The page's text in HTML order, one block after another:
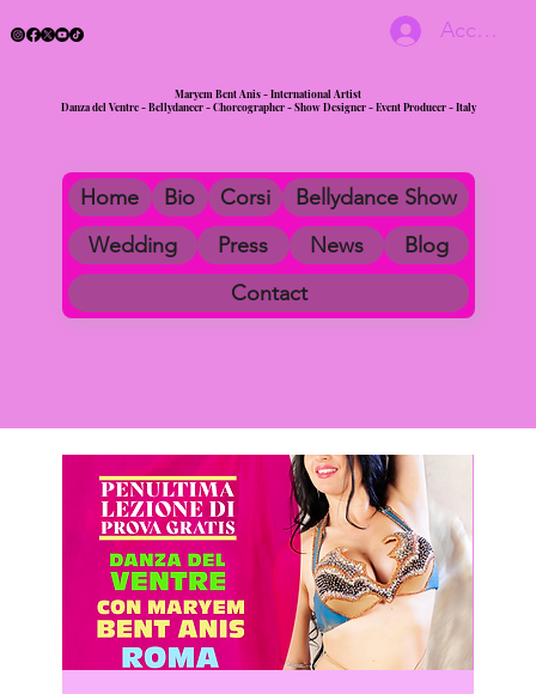
Accedi
Home Bio Corsi
Bellydance Show
Wedding
Press News
Blog
Contact
Maryem Bent Anis - International Artist
Danza del Ventre - Bellydancer - Choreographer - Show Designer - Event Producer - Italy